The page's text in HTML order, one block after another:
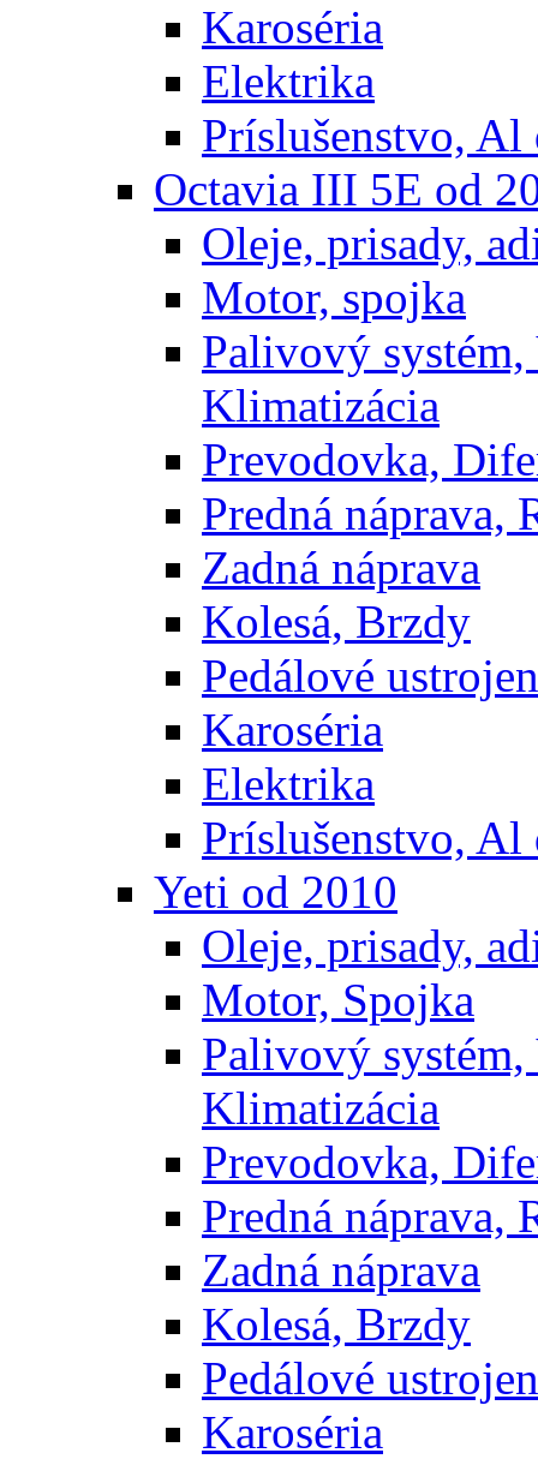
Karoséria
Elektrika
Príslušenstvo, Al
Octavia III 5E od
Oleje, prisady,
Motor, spojka
Palivový
Klimatizácia
Prevodovka,
Predná náprava,
Zadná náprava
Kolesá, Brzdy
Pedálové
Karoséria
Elektrika
Príslušenstvo, Al
Yeti od 2010
Oleje, prisady,
Motor, Spojka
Palivový
Klimatizácia
Prevodovka,
Predná náprava,
Zadná náprava
Kolesá, Brzdy
Pedálové
Karoséria